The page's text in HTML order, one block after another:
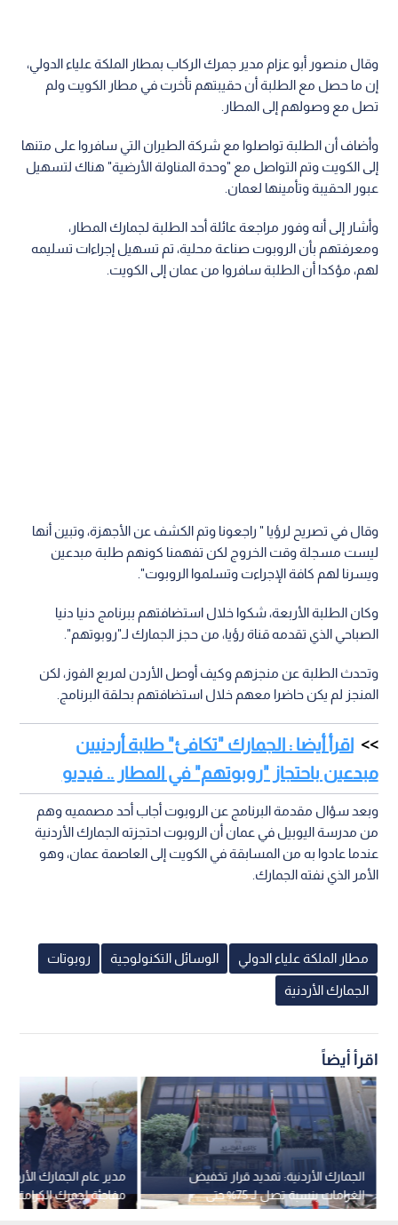
وقال منصور أبو عزام مدير جمرك الركاب بمطار الملكة علياء الدولي،
إن ما حصل مع الطلبة أن حقيبتهم تأخرت في مطار الكويت ولم
تصل مع وصولهم إلى المطار.
وأضاف أن الطلبة تواصلوا مع شركة الطيران التي سافروا على متنها
إلى الكويت وتم التواصل مع "وحدة المناولة الأرضية" هناك لتسهيل
عبور الحقيبة وتأمينها لعمان.
وأشار إلى أنه وفور مراجعة عائلة أحد الطلبة لجمارك المطار،
ومعرفتهم بأن الروبوت صناعة محلية، تم تسهيل إجراءات تسليمه
لهم، مؤكدا أن الطلبة سافروا من عمان إلى الكويت.
وقال في تصريح لرؤيا " راجعونا وتم الكشف عن الأجهزة، وتبين أنها
ليست مسجلة وقت الخروج لكن تفهمنا كونهم طلبة مبدعين
ويسرنا لهم كافة الإجراءت وتسلموا الروبوت".
وكان الطلبة الأربعة، شكوا خلال استضافتهم ببرنامج دنيا دنيا
الصباحي الذي تقدمه قناة رؤيا، من حجز الجمارك لـ"روبوتهم".
وتحدث الطلبة عن منجزهم وكيف أوصل الأردن لمربع الفوز، لكن
المنجز لم يكن حاضرا معهم خلال استضافتهم بحلقة البرنامج.
اقرأ أيضا : الجمارك "تكافئ" طلبة أردنيين
مبدعين باحتجاز "روبوتهم" في المطار .. فيديو
وبعد سؤال مقدمة البرنامج عن الروبوت أجاب أحد مصمميه وهم
من مدرسة اليوبيل في عمان أن الروبوت احتجزته الجمارك الأردنية
عندما عادوا به من المسابقة في الكويت إلى العاصمة عمان، وهو
الأمر الذي نفته الجمارك.
مطار الملكة علياء الدولي الوسائل التكنولوجية روبوتات
الجمارك الأردنية
اقرأ أيضاً
مدير عام الجمارك
مفاجئة لجمرك الكرامة
الجمارك الأردنية: تمديد قرار تخفيض
الغرامات بنسبة تصل لـ 75% حتى
نهاية سبتمبر